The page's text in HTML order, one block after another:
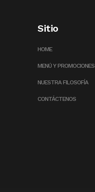
Sitio
HOME
MENÚ Y PROMOCIONES
NUESTRA FILOSOFÍA
CONTÁCTENOS